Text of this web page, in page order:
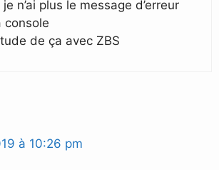
n’ai plus le message d’erreur
console
de ça avec ZBS
à 10:26 pm